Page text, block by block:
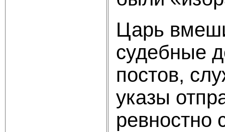
Царь
судебные
постов,
указы
ревностно